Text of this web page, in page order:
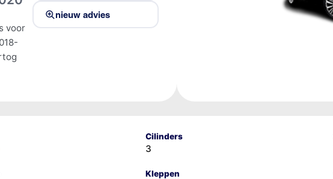
voor
nieuw advies
Cilinders
3
Kleppen